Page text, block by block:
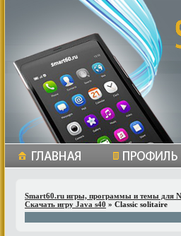
Smart60.ru игры, программы и темы для
Скачать игру Java s40 » Classic solitaire